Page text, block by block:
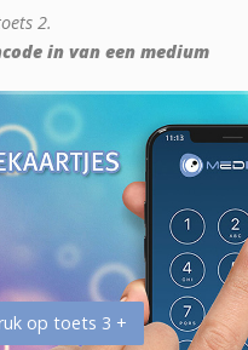
2.
in van een medium
op toets 3 +